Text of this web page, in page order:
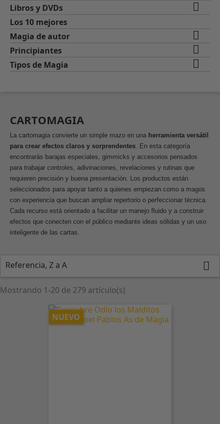
Libros y DVDs 
Los 10 mejores
Magia de autor

Principiantes 
Tipos de Magia 
CARTOMAGIA
La cartomagia convierte un simple mazo en una herramienta versátil
para crear efectos claros y sorprendentes. En esta categoría
encontrarás barajas especiales, gimmicks y accesorios pensados
para trabajar controles, adivinaciones, revelaciones y rutinas que
requieren precisión y buena presentación. Los productos están
seleccionados para apoyar tanto a quienes empiezan como a magos
con experiencia que buscan ampliar repertorio o perfeccionar técnica.
Cada recurso está orientado a facilitar un manejo fluido y a construir
efectos que conecten con el público mediante ideas sólidas y un uso
inteligente de las cartas.
Referencia, Z a A 
Mostrando 1-20 de 279 artículo(s)
NUEVO